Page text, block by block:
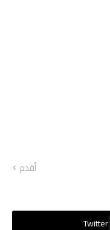
أقدم
Twitter